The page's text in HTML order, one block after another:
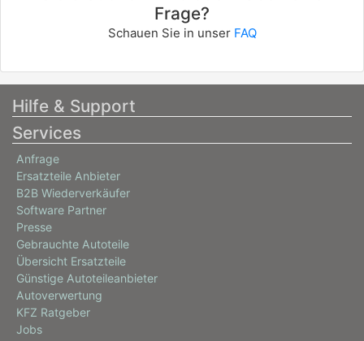
Frage?
Schauen Sie in unser FAQ
Hilfe & Support
Services
Anfrage
Ersatzteile Anbieter
B2B Wiederverkäufer
Software Partner
Presse
Gebrauchte Autoteile
Übersicht Ersatzteile
Günstige Autoteileanbieter
Autoverwertung
KFZ Ratgeber
Jobs